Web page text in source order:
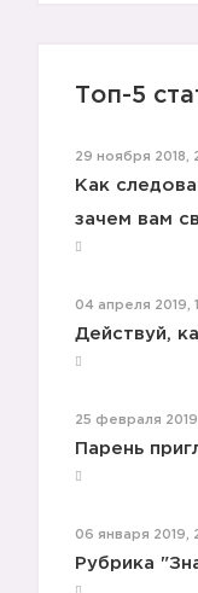
Топ-5
29 ноября 2018,
Как
зачем вам
04 апреля 2019,
Действуй,
25 февраля
Парень
06 января 2019,
Рубрика